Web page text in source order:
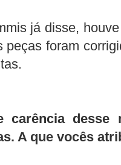
já disse,
peças foram
desse
A que vocês